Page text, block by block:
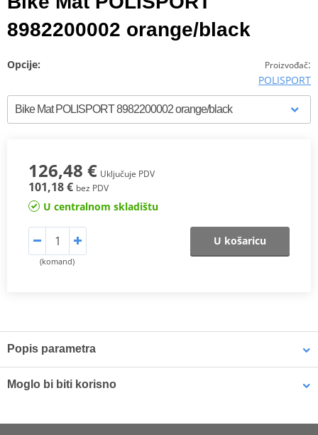
8982200002 orange/black
Proizvođač:
POLISPORT
Opcije:
126,48 € Uključuje PDV
101,18 € bez PDV
U centralnom skladištu
(komand)
U košaricu
Popis parametra
Moglo bi biti korisno